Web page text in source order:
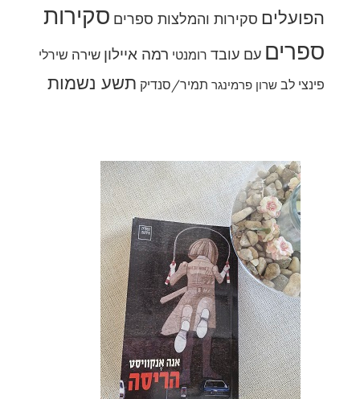
הפועלים סקירות והמלצות ספרים סקירות
ספרים עם עובד רומנטי רמה איילון שירה שירלי
פינצי לב שרון פרמינגר תמיר/סנדיק תשע נשמות